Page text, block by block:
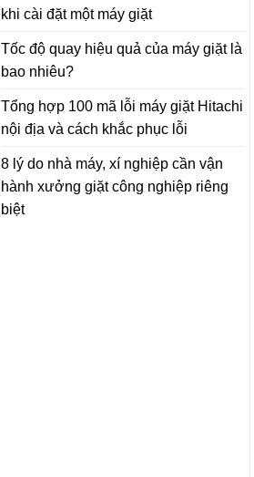
khi cài đặt một máy giặt
Tốc độ quay hiệu quả của máy giặt là
bao nhiêu?
Tổng hợp 100 mã lỗi máy giặt Hitachi
nội địa và cách khắc phục lỗi
8 lý do nhà máy, xí nghiệp cần vận
hành xưởng giặt công nghiệp riêng
biệt